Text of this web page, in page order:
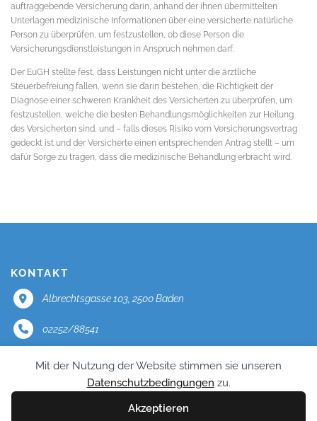
Mit der Nutzung der Website stimmen sie unseren
Datenschutzbedingungen zu.
Akzeptieren
auftraggebende Versicherung darin, anhand der ihnen übermittelten
Unterlagen medizinische Informationen über eine versicherte natürliche
Person zu überprüfen, um festzustellen, ob diese Person die
Versicherungsdienstleistungen in Anspruch nehmen darf.
Der EuGH stellte fest, dass Leistungen nicht unter die ärztliche
Steuerbefreiung fallen, wenn sie darin bestehen, die Richtigkeit der
Diagnose einer schweren Krankheit des Versicherten zu überprüfen, um
festzustellen, welche die besten Behandlungsmöglichkeiten zur Heilung
des Versicherten sind, und – falls dieses Risiko vom Versicherungsvertrag
gedeckt ist und der Versicherte einen entsprechenden Antrag stellt – um
dafür Sorge zu tragen, dass die medizinische Behandlung erbracht wird.
KONTAKT
Albrechtsgasse 103, 2500 Baden
02252/88541
office@mercator.at
Impressum